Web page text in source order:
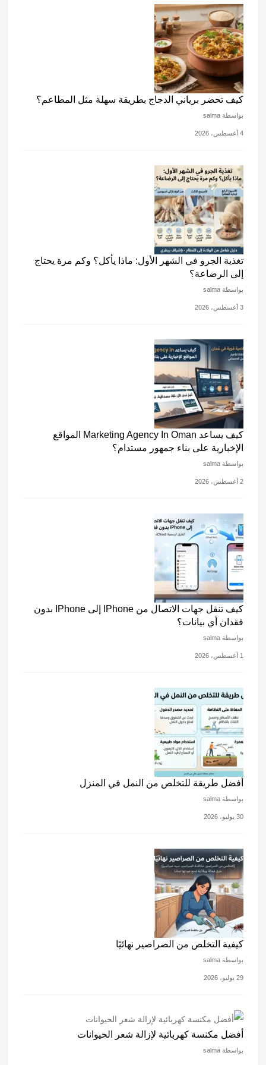
كيف تحضر برياني الدجاج بطريقة سهلة مثل المطاعم؟
بواسطة salma
4 أغسطس، 2026
تغذية الجرو في الشهر الأول: ماذا يأكل؟ وكم مرة يحتاج
إلى الرضاعة؟
بواسطة salma
3 أغسطس، 2026
كيف يساعد Marketing Agency In Oman المواقع
الإخبارية على بناء جمهور مستدام؟
بواسطة salma
2 أغسطس، 2026
كيف تنقل جهات الاتصال من IPhone إلى IPhone بدون
فقدان أي بيانات؟
بواسطة salma
1 أغسطس، 2026
أفضل طريقة للتخلص من النمل في المنزل
بواسطة salma
30 يوليو، 2026
كيفية التخلص من الصراصير نهائيًا
بواسطة salma
29 يوليو، 2026
أفضل مكنسة كهربائية لإزالة شعر الحيوانات
بواسطة salma